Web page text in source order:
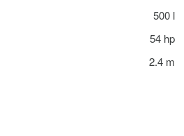
500 l
54 hp
2.4 m